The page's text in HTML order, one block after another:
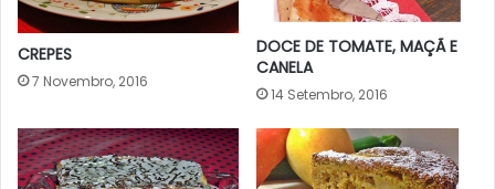
CREPES
7 Novembro, 2016
DOCE DE TOMATE, MAÇÃ E
CANELA
14 Setembro, 2016